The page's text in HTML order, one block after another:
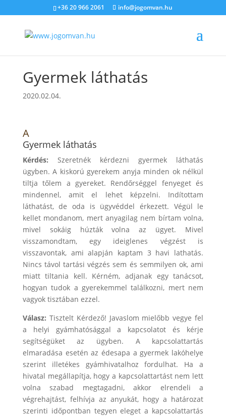
+36 20 966 2061 info@jogomvan.hu
Gyermek láthatás
2020.02.04.
A
Gyermek láthatás
Kérdés: Szeretnék kérdezni gyermek láthatás
ügyben. A kiskorú gyerekem anyja minden ok nélkül
tiltja tőlem a gyereket. Rendőrséggel fenyeget és
mindennel, amit el lehet képzelni. Indítottam
láthatást, de oda is ügyvéddel érkezett. Végül le
kellet mondanom, mert anyagilag nem bírtam volna,
mivel sokáig húzták volna az ügyet. Mivel
visszamondtam, egy ideiglenes végzést is
visszavontak, ami alapján kaptam 3 havi lathatás.
Nincs távol tartási végzés sem és semmilyen ok, ami
miatt tiltania kell. Kérném, adjanak egy tanácsot,
hogyan tudok a gyerekemmel találkozni, mert nem
vagyok tisztában ezzel.
Válasz: Tisztelt Kérdező! Javaslom mielőbb vegye fel
a helyi gyámhatósággal a kapcsolatot és kérje
segítségüket az ügyben. A kapcsolattartás
elmaradása esetén az édesapa a gyermek lakóhelye
szerint illetékes gyámhivatalhoz fordulhat. Ha a
hivatal megállapítja, hogy a kapcsolattartást nem lett
volna szabad megtagadni, akkor elrendeli a
végrehajtást, felhívja az anyukát, hogy a határozat
szerinti időpontban tegyen eleget a kapcsolattartás